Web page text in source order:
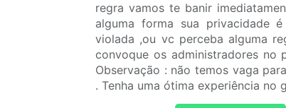
regra vamos te banir
alguma forma sua privacidade
violada ,ou vc perceba alguma
convoque os administradores no
Observação : não temos vaga
. Tenha uma ótima experiência no